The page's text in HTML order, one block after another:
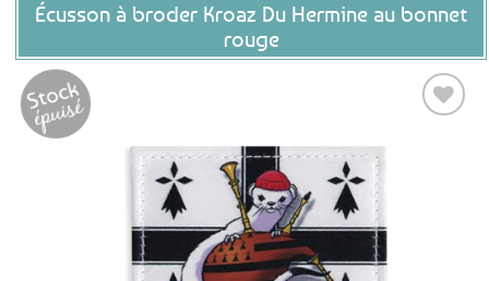
Écusson à broder Kroaz Du Hermine au bonnet
rouge